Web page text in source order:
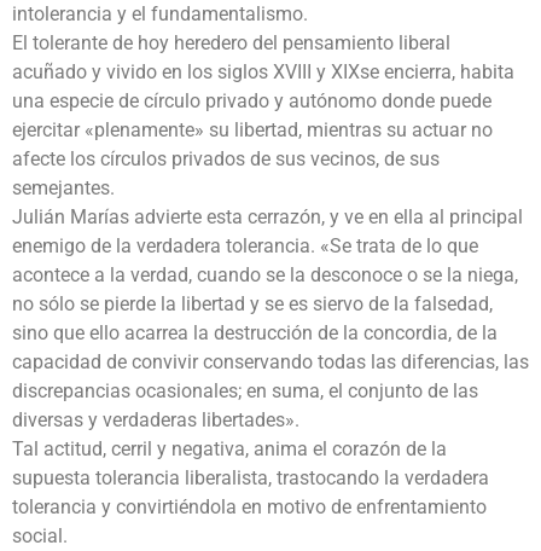
intolerancia y el fundamentalismo.
El tolerante de hoy heredero del pensamiento liberal
acuñado y vivido en los siglos XVIII y XIXse encierra, habita
una especie de círculo privado y autónomo donde puede
ejercitar «plenamente» su libertad, mientras su actuar no
afecte los círculos privados de sus vecinos, de sus
semejantes.
Julián Marías advierte esta cerrazón, y ve en ella al principal
enemigo de la verdadera tolerancia. «Se trata de lo que
acontece a la verdad, cuando se la desconoce o se la niega,
no sólo se pierde la libertad y se es siervo de la falsedad,
sino que ello acarrea la destrucción de la concordia, de la
capacidad de convivir conservando todas las diferencias, las
discrepancias ocasionales; en suma, el conjunto de las
diversas y verdaderas libertades».
Tal actitud, cerril y negativa, anima el corazón de la
supuesta tolerancia liberalista, trastocando la verdadera
tolerancia y convirtiéndola en motivo de enfrentamiento
social.